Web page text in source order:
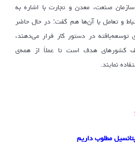
صنعت، معدن و تجارت با اشاره به
و تعامل با آن‌ها هم گفت: در حال حاضر
در دستور کار قرار می‌دهند،
کشورهای هدف است تا عملاً از همه‌ی
نمایند.
مطلوب داریم